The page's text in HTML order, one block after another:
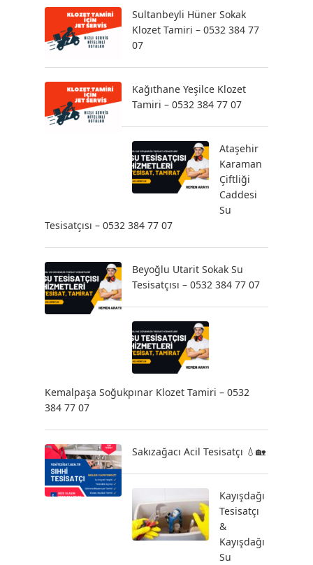
Sultanbeyli Hüner Sokak
Klozet Tamiri – 0532 384 77
07
Kağıthane Yeşilce Klozet
Tamiri – 0532 384 77 07
Ataşehir
Karaman
Çiftliği
Caddesi
Su
Tesisatçısı – 0532 384 77 07
Beyoğlu Utarit Sokak Su
Tesisatçısı – 0532 384 77 07
Kemalpaşa Soğukpınar Klozet Tamiri – 0532
384 77 07
Sakızağacı Acil Tesisatçı 💧🏡
Kayışdağı
Tesisatçı
&
Kayışdağı
Su